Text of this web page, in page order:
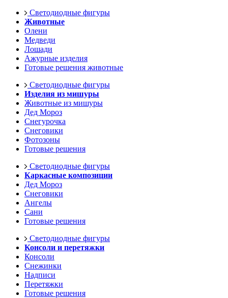
Светодиодные фигуры
Животные
Олени
Медведи
Лошади
Ажурные изделия
Готовые решения животные
Светодиодные фигуры
Изделия из мишуры
Животные из мишуры
Дед Мороз
Снегурочка
Снеговики
Фотозоны
Готовые решения
Светодиодные фигуры
Каркасные композиции
Дед Мороз
Снеговики
Ангелы
Сани
Готовые решения
Светодиодные фигуры
Консоли и перетяжки
Консоли
Снежинки
Надписи
Перетяжки
Готовые решения